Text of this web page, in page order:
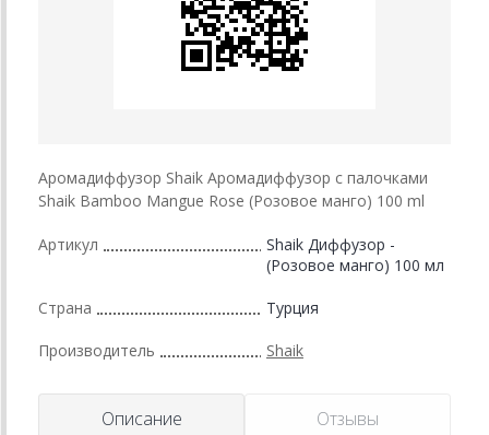
Аромадиффузор Shaik Аромадиффузор с палочками
Shaik Bamboo Mangue Rose (Розовое манго) 100 ml
Артикул
Shaik Диффузор -
(Розовое манго) 100 мл
Страна Турция
Производитель Shaik
Описание Отзывы